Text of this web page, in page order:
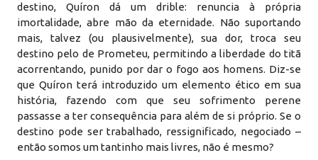
destino, Quíron dá um drible: renuncia à própria
imortalidade, abre mão da eternidade. Não suportando
mais, talvez (ou plausivelmente), sua dor, troca seu
destino pelo de Prometeu, permitindo a liberdade do titã
acorrentando, punido por dar o fogo aos homens. Diz-se
que Quíron terá introduzido um elemento ético em sua
história, fazendo com que seu sofrimento perene
passasse a ter consequência para além de si próprio. Se o
destino pode ser trabalhado, ressignificado, negociado –
então somos um tantinho mais livres, não é mesmo?